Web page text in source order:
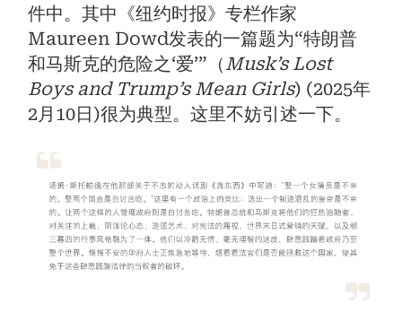
件中。其中《纽约时报》专栏作家
Maureen Dowd发表的一篇题为“特朗普
和马斯克的危险之‘爱’”（ Musk’s Lost
Boys and Trump’s Mean Girls) (2025年
2月10日)很为典型。这里不妨引述一下。